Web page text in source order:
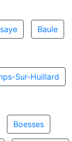
Baule
Sur-Huillard
Boesses